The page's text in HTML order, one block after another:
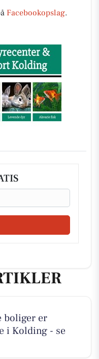
Facebookopslag.
boliger er
i Kolding - se